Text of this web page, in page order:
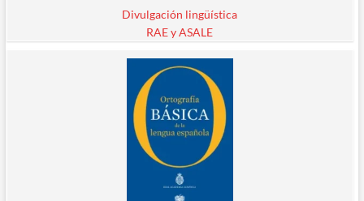
Divulgación lingüística
RAE y ASALE